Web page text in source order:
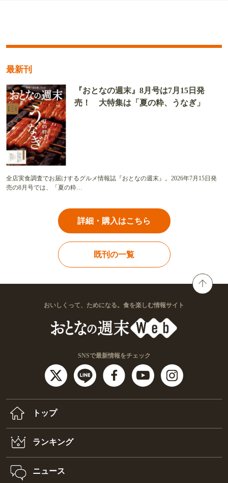
最新刊
『おとなの週末』8月号は7月15日発
売！ 大特集は「夏の粋、うなぎ」
全店実食調査でお届けするグルメ情報誌『おとなの週末』。2026年7月15日発
売の8月号では、「夏の粋…
詳細・購入はこちら
既刊の一覧
おいしくって、ためになる。食を楽しむ情報サイト
SNSで最新情報をチェック
トップ
ランキング
ニュース